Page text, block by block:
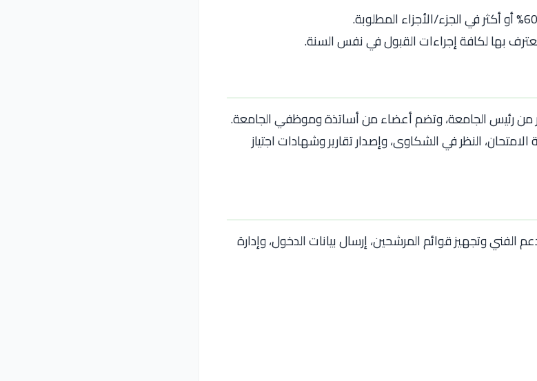
بها لكافة إجراءات القبول في نفس السنة.
من رئيس الجامعة، وتضم أعضاء من أساتذة وموظفي الجامعة.
النظر في الشكاوى، وإصدار تقارير وشهادات اجتياز
الفني وتجهيز قوائم المرشحين، إرسال بيانات الدخول، وإدارة